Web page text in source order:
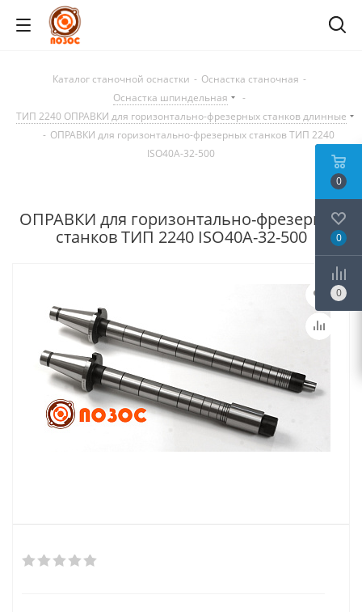
Каталог станочной оснастки - Оснастка станочная -
Оснастка шпиндельная
-
ТИП 2240 ОПРАВКИ для горизонтально-фрезерных станков длинные
- ОПРАВКИ для горизонтально-фрезерных станков ТИП 2240
ISO40A-32-500
ОПРАВКИ для горизонтально-фрезерных
станков ТИП 2240 ISO40A-32-500
0
0
0